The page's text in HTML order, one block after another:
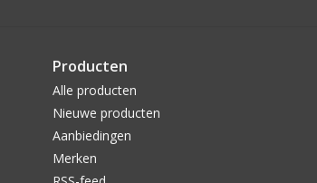
Producten
Alle producten
Nieuwe producten
Aanbiedingen
Merken